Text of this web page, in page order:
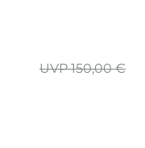
UVP 150,00 €